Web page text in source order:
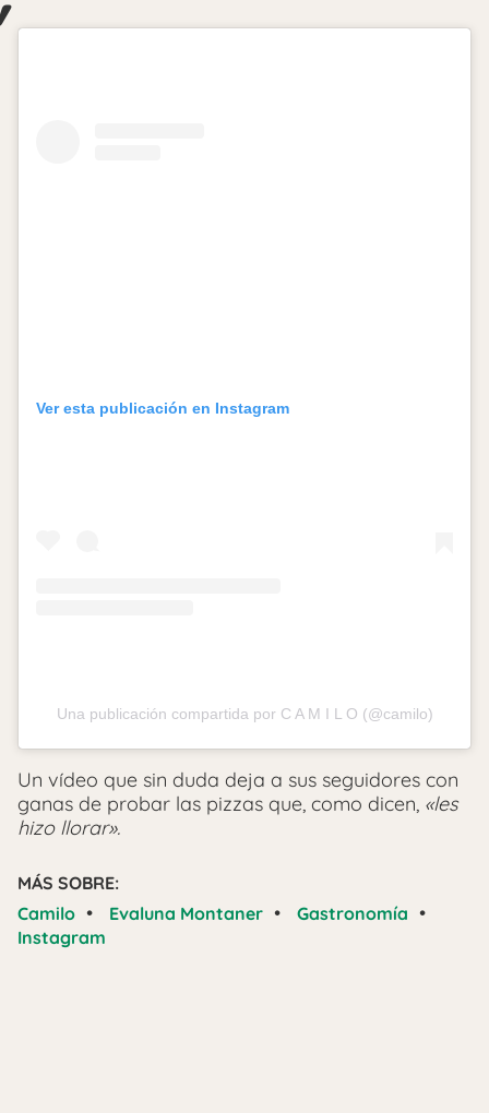
Ver esta publicación en Instagram
Una publicación compartida por C A M I L O (@camilo)
Un vídeo que sin duda deja a sus seguidores con
ganas de probar las pizzas que, como dicen, «les
hizo llorar».
MÁS SOBRE:
Camilo • Evaluna Montaner • Gastronomía •
Instagram